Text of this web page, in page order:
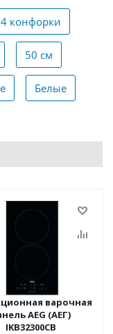
4 конфорки
50 см
Белые
варочная
AEG (АЕГ)
IKB32300CB